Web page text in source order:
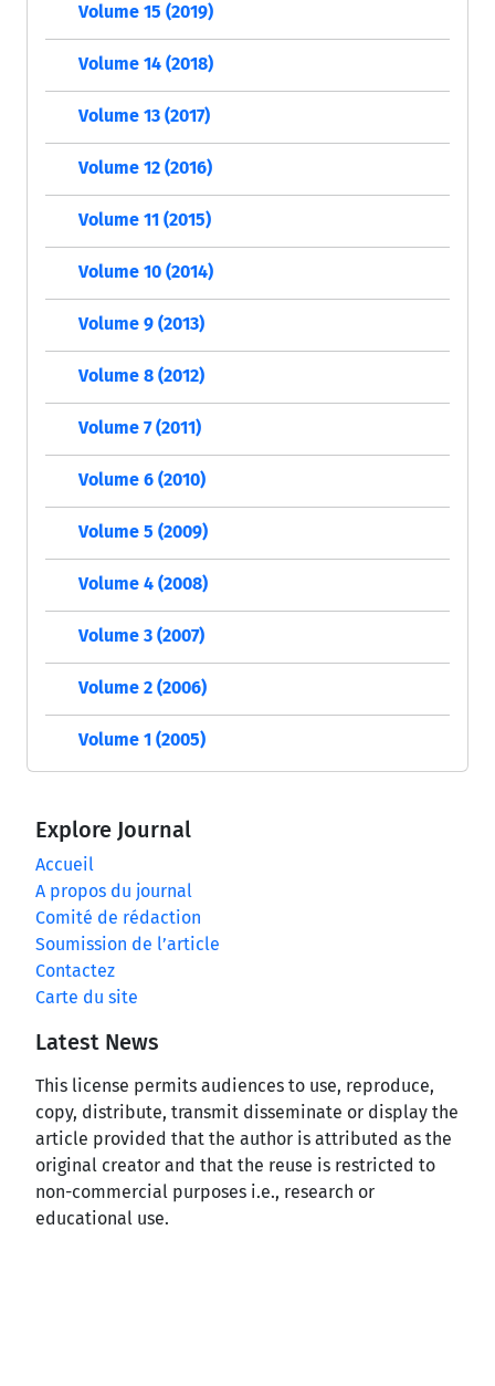
Volume 15 (2019)
Volume 14 (2018)
Volume 13 (2017)
Volume 12 (2016)
Volume 11 (2015)
Volume 10 (2014)
Volume 9 (2013)
Volume 8 (2012)
Volume 7 (2011)
Volume 6 (2010)
Volume 5 (2009)
Volume 4 (2008)
Volume 3 (2007)
Volume 2 (2006)
Volume 1 (2005)
Explore Journal
Accueil
A propos du journal
Comité de rédaction
Soumission de l’article
Contactez
Carte du site
Latest News
This license permits audiences to use, reproduce,
copy, distribute, transmit disseminate or display the
article provided that the author is attributed as the
original creator and that the reuse is restricted to
non-commercial purposes i.e., research or
educational use.